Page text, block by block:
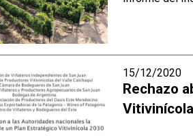
15/12/2020
Rechazo